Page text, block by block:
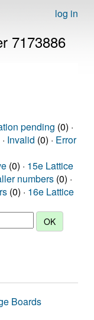
log in
7173886
pending (0) ·
Invalid (0) · Error
(0) · 15e Lattice
numbers (0) ·
(0) · 16e Lattice
Boards